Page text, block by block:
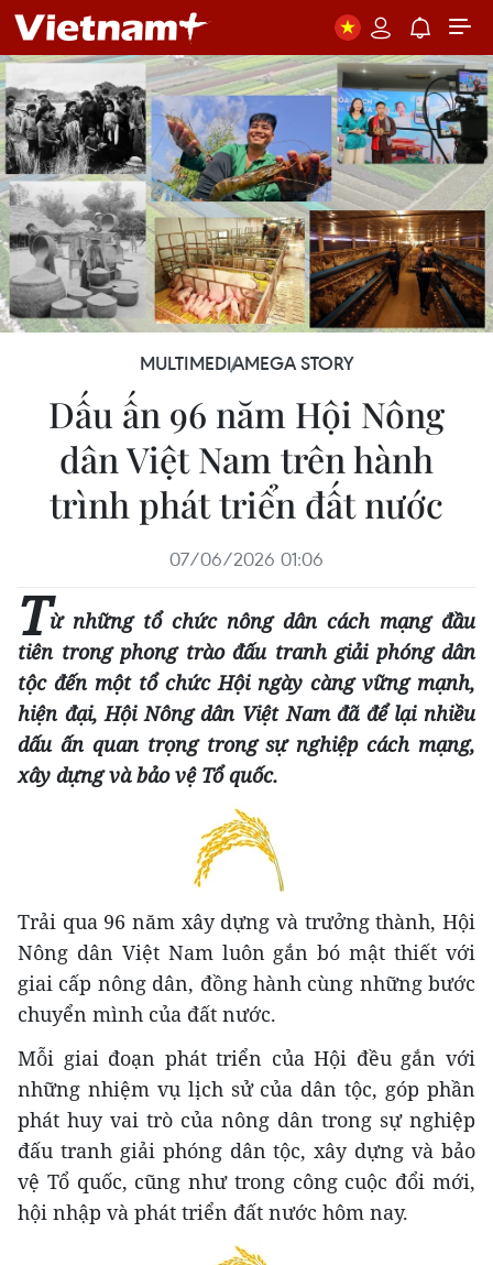
MULTIMEDIAMEGA STORY
Dấu ấn 96 năm Hội Nông
dân Việt Nam trên hành
trình phát triển đất nước
07/06/2026 01:06
Từ những tổ chức nông dân cách mạng đầu
tiên trong phong trào đấu tranh giải phóng dân
tộc đến một tổ chức Hội ngày càng vững mạnh,
hiện đại, Hội Nông dân Việt Nam đã để lại nhiều
dấu ấn quan trọng trong sự nghiệp cách mạng,
xây dựng và bảo vệ Tổ quốc.
Trải qua 96 năm xây dựng và trưởng thành, Hội
Nông dân Việt Nam luôn gắn bó mật thiết với
giai cấp nông dân, đồng hành cùng những bước
chuyển mình của đất nước.
Mỗi giai đoạn phát triển của Hội đều gắn với
những nhiệm vụ lịch sử của dân tộc, góp phần
phát huy vai trò của nông dân trong sự nghiệp
đấu tranh giải phóng dân tộc, xây dựng và bảo
vệ Tổ quốc, cũng như trong công cuộc đổi mới,
hội nhập và phát triển đất nước hôm nay.